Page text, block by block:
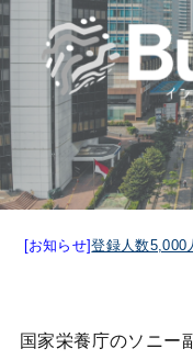
[お知らせ]登録人数5,000
国家栄養庁のソニー